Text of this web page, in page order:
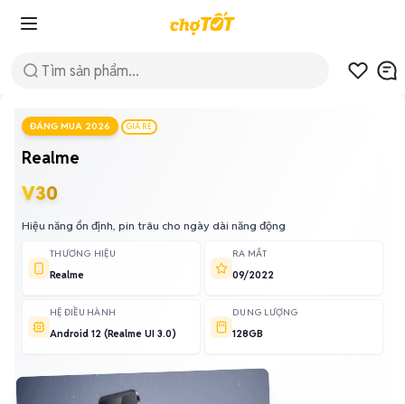
ĐÁNG MUA 2026 GIÁ RẺ
Realme
V30
Hiệu năng ổn định, pin trâu cho ngày dài năng động
THƯƠNG HIỆU
Realme
RA MẮT
09/2022
HỆ ĐIỀU HÀNH
Android 12 (Realme UI 3.0)
DUNG LƯỢNG
128GB